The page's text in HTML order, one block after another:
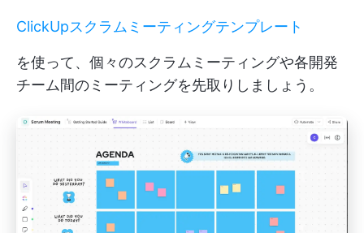
ClickUpスクラムミーティングテンプレート
を使って、個々のスクラムミーティングや各開発
チーム間のミーティングを先取りしましょう。